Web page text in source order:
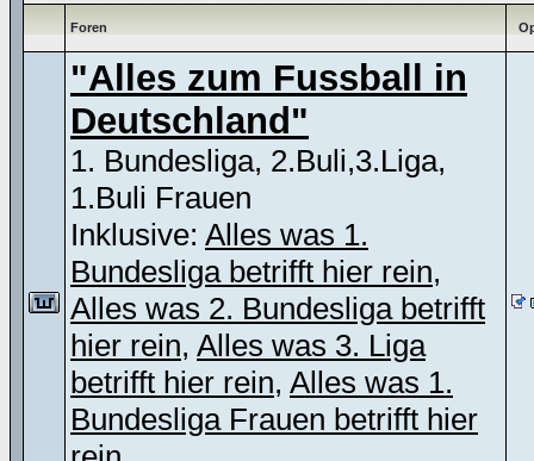
Foren
"Alles zum Fussball in
Deutschland"
1. Bundesliga, 2.Buli,3.Liga,
1.Buli Frauen
Inklusive: Alles was 1.
Bundesliga betrifft hier rein,
Alles was 2. Bundesliga betrifft
hier rein, Alles was 3. Liga
betrifft hier rein, Alles was 1.
Bundesliga Frauen betrifft hier